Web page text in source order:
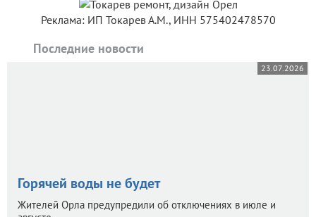
Реклама: ИП Токарев А.М., ИНН 575402478570
Последние новости
23.07.2026
Горячей воды не будет
Жителей Орла предупредили об отключениях в июле и